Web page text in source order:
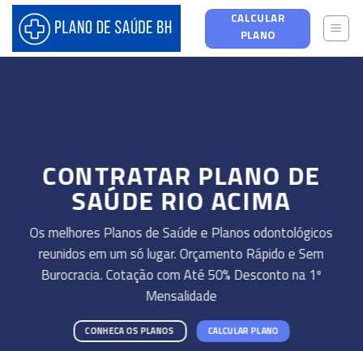
Skip
content
CALCULAR
PLANO
CONTRATAR PLANO DE
SAÚDE RIO ACIMA
Os melhores Planos de Saúde e Planos odontológicos
reunidos em um só lugar. Orçamento Rápido e Sem
Burocracia. Cotação com Até 50% Desconto na 1º
Mensalidade
CONHECA OS PLANOS CALCULAR PLANO